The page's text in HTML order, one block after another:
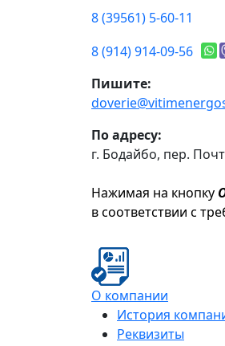
8 (39561) 5-60-11
8 (914) 914-09-56
Пишите:
По адресу:
г. Бодайбо, пер.
Нажимая на кнопку
в соответствии с
О компании
История
Реквизиты